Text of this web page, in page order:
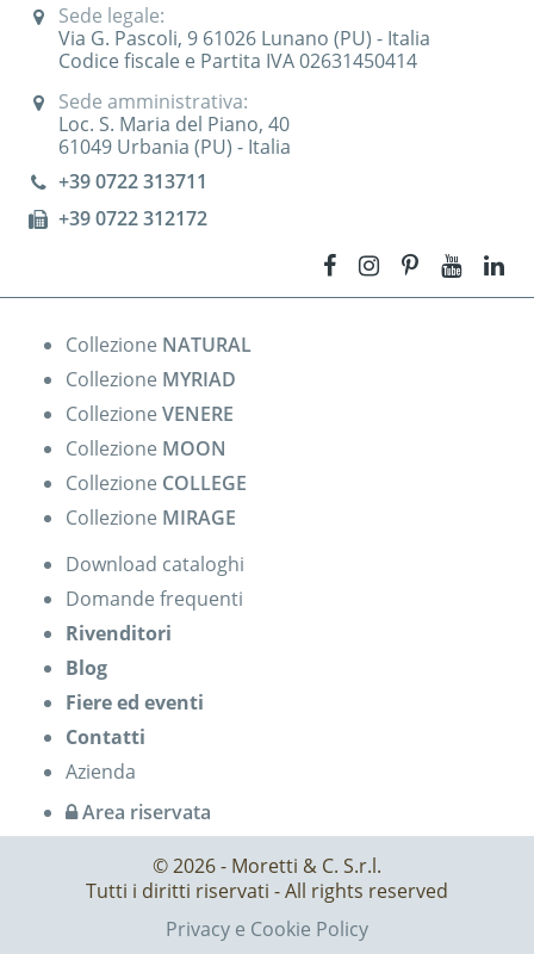
Sede legale:
Via G. Pascoli, 9 61026 Lunano (PU) - Italia
Codice fiscale e Partita IVA 02631450414
Sede amministrativa:
Loc. S. Maria del Piano, 40
61049 Urbania (PU) - Italia
+39 0722 313711
+39 0722 312172
Collezione NATURAL
Collezione MYRIAD
Collezione VENERE
Collezione MOON
Collezione COLLEGE
Collezione MIRAGE
Download cataloghi
Domande frequenti
Rivenditori
Blog
Fiere ed eventi
Contatti
Azienda
Area riservata
© 2026 - Moretti & C. S.r.l.
Tutti i diritti riservati - All rights reserved
Privacy e Cookie Policy